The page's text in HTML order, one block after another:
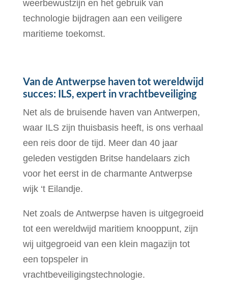
weerbewustzijn en het gebruik van
technologie bijdragen aan een veiligere
maritieme toekomst.
Van de Antwerpse haven tot wereldwijd
succes: ILS, expert in vrachtbeveiliging
Net als de bruisende haven van Antwerpen,
waar ILS zijn thuisbasis heeft, is ons verhaal
een reis door de tijd. Meer dan 40 jaar
geleden vestigden Britse handelaars zich
voor het eerst in de charmante Antwerpse
wijk ‘t Eilandje.
Net zoals de Antwerpse haven is uitgegroeid
tot een wereldwijd maritiem knooppunt, zijn
wij uitgegroeid van een klein magazijn tot
een topspeler in
vrachtbeveiligingstechnologie.